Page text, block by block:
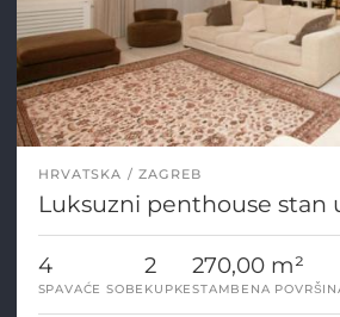
HRVATSKA ZAGREB
Luksuzni penthouse stan
4
SPAVAĆE SOBE
2
KUPKE
270,00 m²
STAMBENA